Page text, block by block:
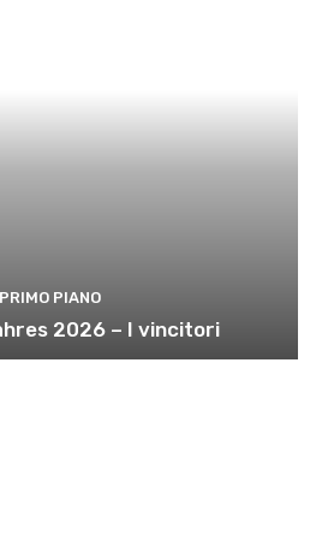
PRIMO PIANO
2026 – I vincitori